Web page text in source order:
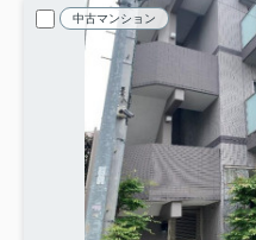
中古マンション